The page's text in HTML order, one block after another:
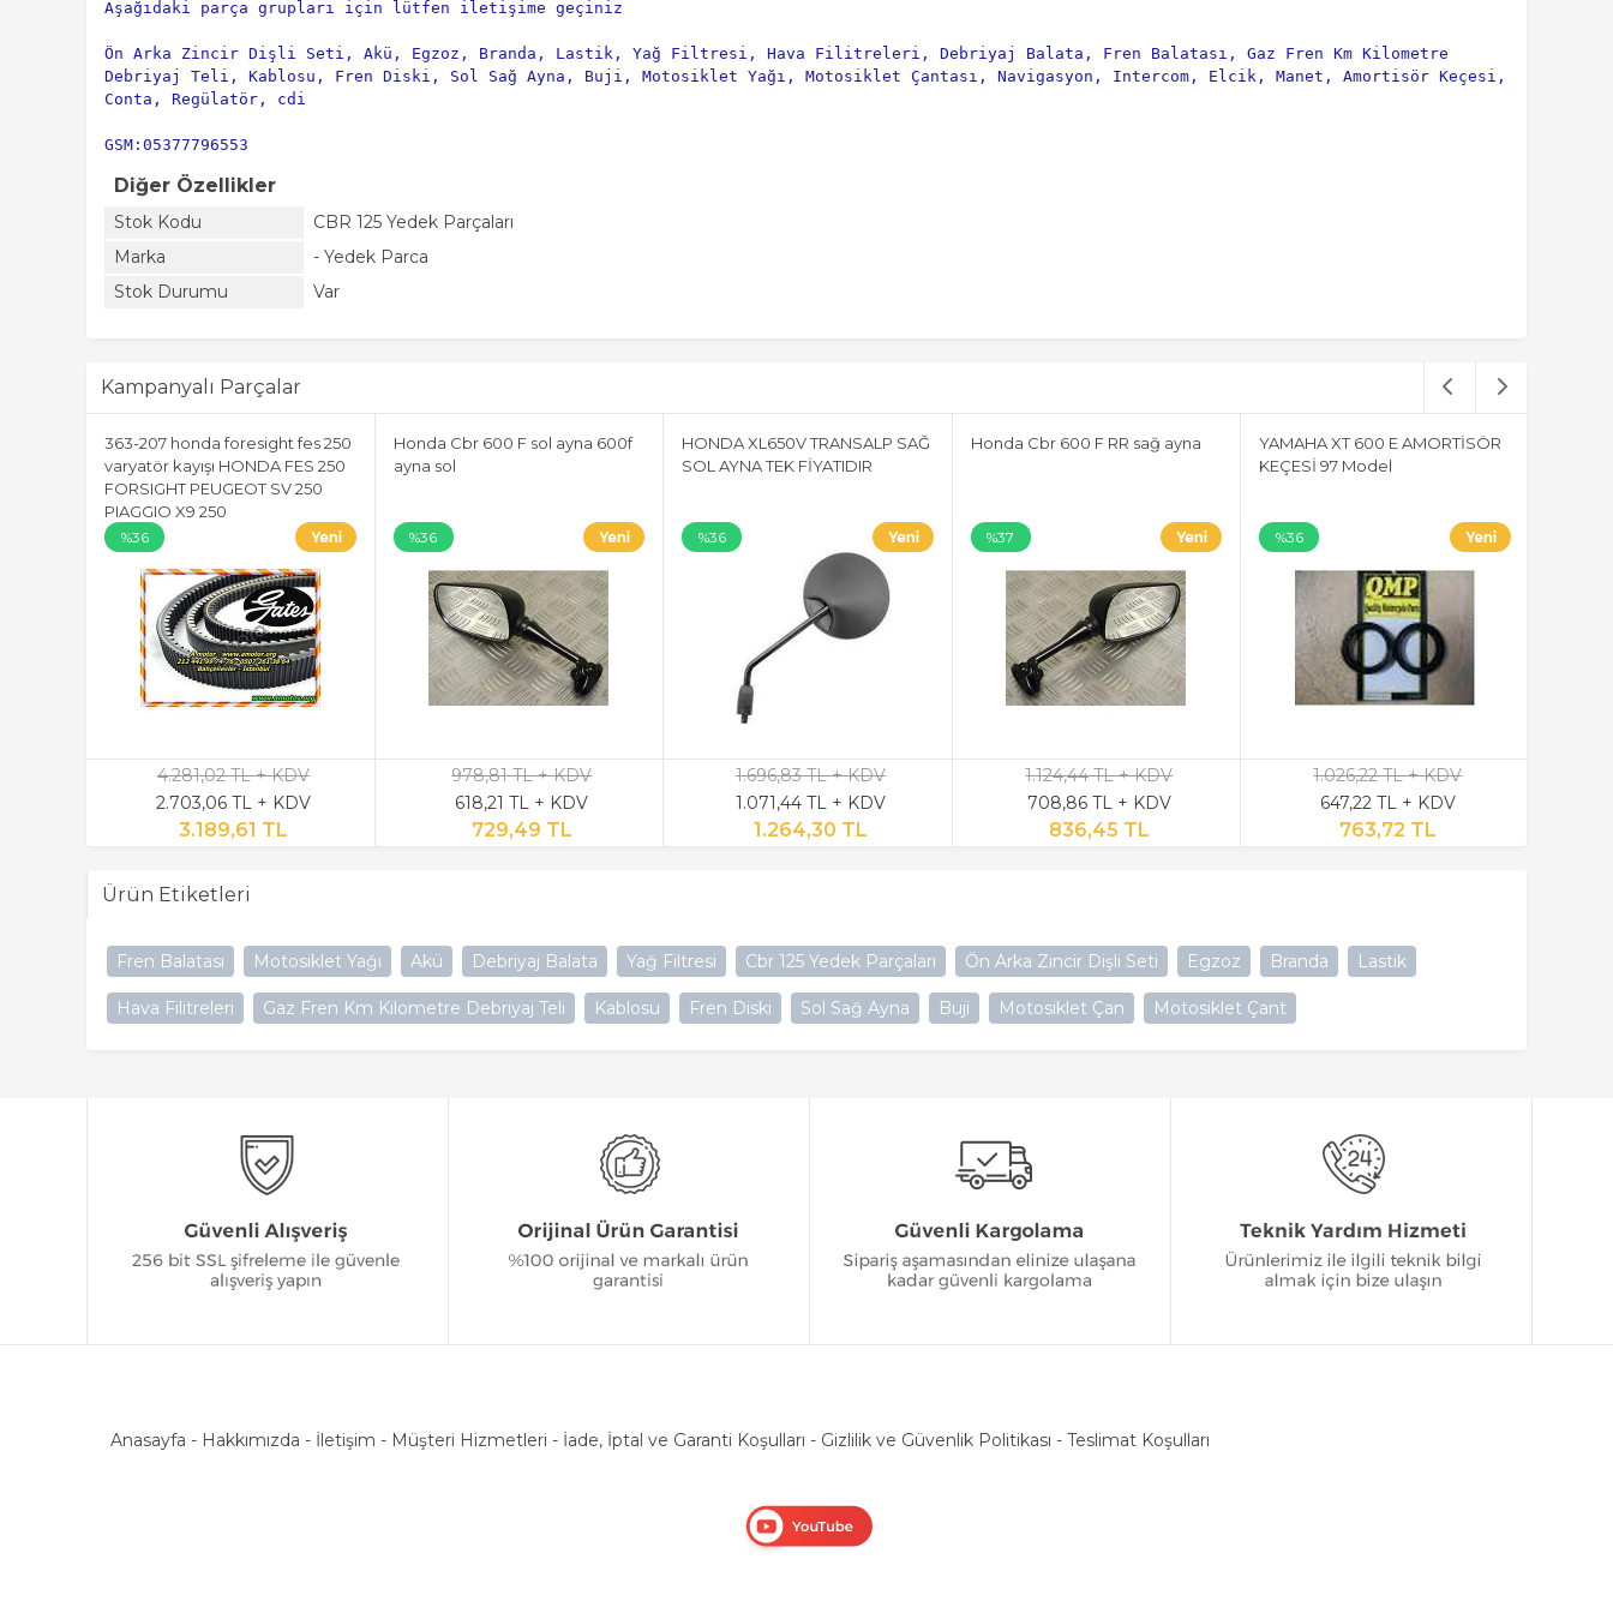
Aşağıdaki parça grupları için lütfen iletişime geçiniz
Ön Arka Zincir Dişli Seti, Akü, Egzoz, Branda, Lastik, Yağ Filtresi, Hava Filitreleri, Debriyaj Balata, Fren Balatası, Gaz Fren Km Kilometre
Debriyaj Teli, Kablosu, Fren Diski, Sol Sağ Ayna, Buji, Motosiklet Yağı, Motosiklet Çantası, Navigasyon, Intercom, Elcik, Manet, Amortisör Keçesi,
Conta, Regülatör, cdi
GSM:05377796553
Diğer Özellikler
Stok Kodu
CBR 125 Yedek Parçaları
Marka
- Yedek Parca
Stok Durumu
Var
Kampanyalı Parçalar
363-207 honda foresight fes 250
varyatör kayışı HONDA FES 250
FORSIGHT PEUGEOT SV 250
PIAGGIO X9 250
%36
4.281,02 TL + KDV
2.703,06 TL + KDV
3.189,61 TL
Honda Cbr 600 F sol ayna 600f
ayna sol
%36
978,81 TL + KDV
618,21 TL + KDV
729,49 TL
HONDA XL650V TRANSALP SAĞ
SOL AYNA TEK FİYATIDIR
%36
1.696,83 TL + KDV
1.071,44 TL + KDV
1.264,30 TL
Honda Cbr 600 F RR sağ ayna
%37
1.124,44 TL + KDV
708,86 TL + KDV
836,45 TL
YAMAHA XT 600 E AMORTİSÖR
KEÇESİ 97 Model
%36
1.026,22 TL + KDV
647,22 TL + KDV
763,72 TL
Ürün Etiketleri
Fren Balatası Motosiklet Yağı Akü Debriyaj Balata Yağ Filtresi Cbr 125 Yedek Parçaları Ön Arka Zincir Dişli Seti Egzoz Branda Lastik
Hava Filitreleri Gaz Fren Km Kilometre Debriyaj Teli Kablosu Fren Diski Sol Sağ Ayna Buji Motosiklet Çan Motosiklet Çant
Anasayfa - Hakkımızda - İletişim - Müşteri Hizmetleri - İade, İptal ve Garanti Koşulları - Gizlilik ve Güvenlik Politikası - Teslimat Koşulları